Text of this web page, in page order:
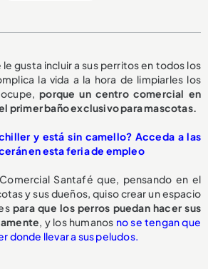
gusta incluir a sus perritos en todos los
la vida a la hora de limpiarles los
porque un centro comercial en
primer baño exclusivo para mascotas.
y está sin camello? Acceda a las
en esta feria de empleo
Santafé que, pensando en el
y sus dueños, quiso crear un espacio
para que los perros puedan hacer sus
, y los humanos no se tengan que
donde llevar a sus peludos.